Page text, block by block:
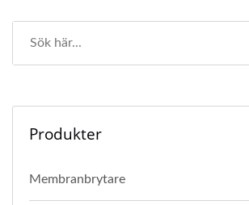
Produkter
Membranbrytare